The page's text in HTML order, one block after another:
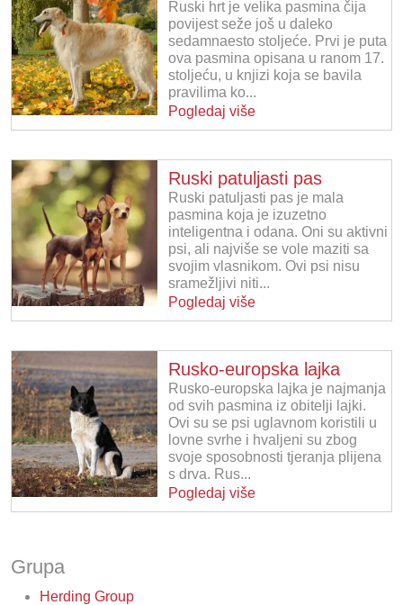
Ruski hrt je velika pasmina čija
povijest seže još u daleko
sedamnaesto stoljeće. Prvi je puta
ova pasmina opisana u ranom 17.
stoljeću, u knjizi koja se bavila
pravilima ko...
Pogledaj više
Ruski patuljasti pas
Ruski patuljasti pas je mala
pasmina koja je izuzetno
inteligentna i odana. Oni su aktivni
psi, ali najviše se vole maziti sa
svojim vlasnikom. Ovi psi nisu
sramežljivi niti...
Pogledaj više
Rusko-europska lajka
Rusko-europska lajka je najmanja
od svih pasmina iz obitelji lajki.
Ovi su se psi uglavnom koristili u
lovne svrhe i hvaljeni su zbog
svoje sposobnosti tjeranja plijena
s drva. Rus...
Pogledaj više
Grupa
Herding Group